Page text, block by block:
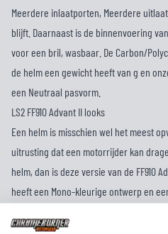
Meerdere inlaatporten, Meerdere
blijft. Daarnaast is de binnenvoering
voor een bril, wasbaar. De Carbon/
de helm een gewicht heeft van g en
een Neutraal pasvorm.
LS2 FF910 Advant II looks
Een helm is misschien wel het meest
uitrusting dat een motorrijder kan
helm, dan is deze versie van de FF910
heeft een Mono-kleurige ontwerp en
beschikbare kleuren van de FF910 Advant